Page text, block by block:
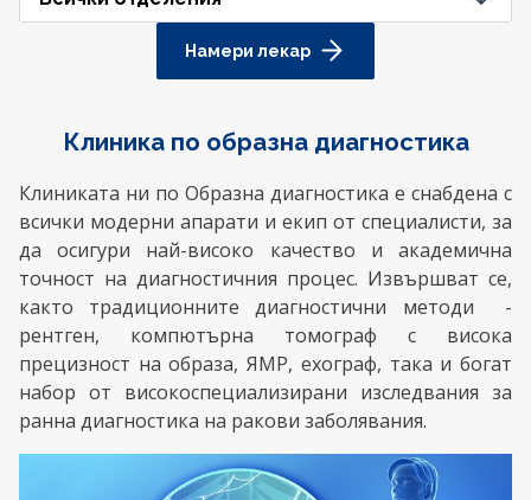
Намери лекар
Клиника по образна диагностика
Клиниката ни по Образна диагностика е снабдена с
всички модерни апарати и екип от специалисти, за
да осигури най-високо качество и академична
точност на диагностичния процес. Извършват се,
както традиционните диагностични методи -
рентген, компютърна томограф с висока
прецизност на образа, ЯМР, ехограф, така и богат
набор от високоспециализирани изследвания за
ранна диагностика на ракови заболявания.